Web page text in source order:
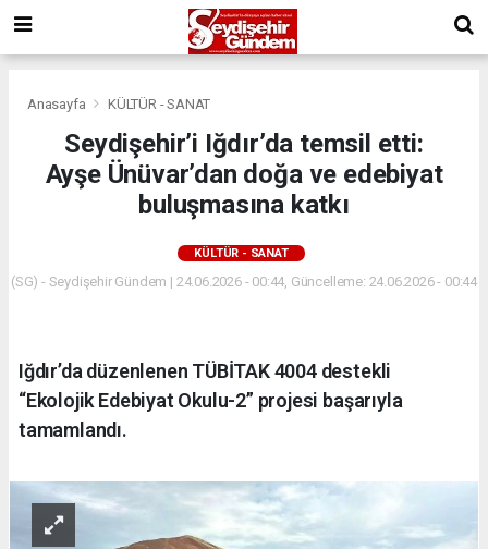
Anasayfa KÜLTÜR - SANAT
Seydişehir’i Iğdır’da temsil etti:
Ayşe Ünüvar’dan doğa ve edebiyat
buluşmasına katkı
KÜLTÜR - SANAT
(SG) - Seydişehir Gündem | 24.06.2026 - 00:44, Güncelleme: 24.06.2026 - 00:44
Iğdır’da düzenlenen TÜBİTAK 4004 destekli
“Ekolojik Edebiyat Okulu-2” projesi başarıyla
tamamlandı.